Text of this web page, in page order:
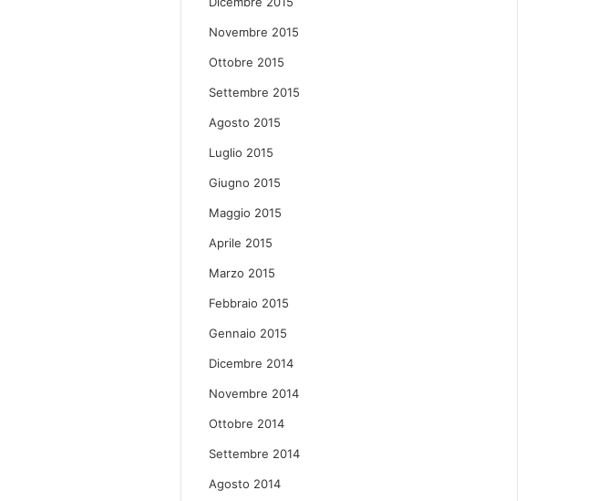
Novembre 2015
Ottobre 2015
Settembre 2015
Agosto 2015
Luglio 2015
Giugno 2015
Maggio 2015
Aprile 2015
Marzo 2015
Febbraio 2015
Gennaio 2015
Dicembre 2014
Novembre 2014
Ottobre 2014
Settembre 2014
Agosto 2014